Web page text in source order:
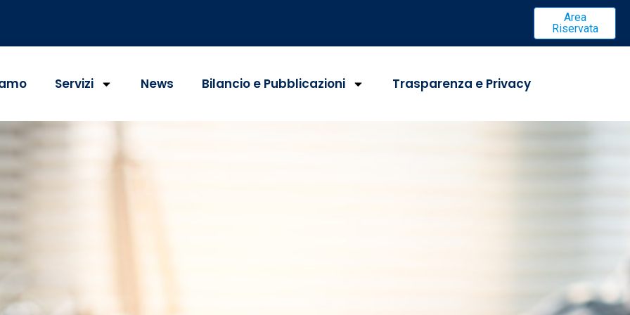
Area
Riservata
Servizi News Bilancio e Pubblicazioni Trasparenza e Privacy